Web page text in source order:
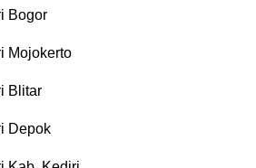
Bogor
Mojokerto
Blitar
Depok